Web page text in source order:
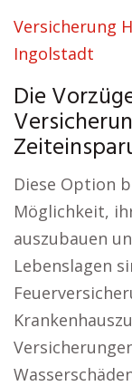
Versicherung
Ingolstadt
Die
Diese Option
Möglichkeit,
auszubauen
Lebenslagen